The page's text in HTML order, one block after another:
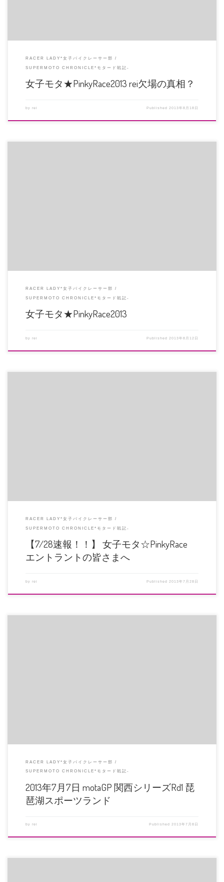
RACER LADY*女子バイクレーサー部
SUPERMOTO CHRONICLE*モタード戦記-
女子モタ★PinkyRace2013 rei欠場の真相？
by rei Published2013年8月18日
RACER LADY*女子バイクレーサー部
SUPERMOTO CHRONICLE*モタード戦記-
女子モタ★PinkyRace2013
by rei Published 2013年8月12日
RACER LADY*女子バイクレーサー部
SUPERMOTO CHRONICLE*モタード戦記-
【7/28速報！！】 女子モタ☆PinkyRace
エントラントの皆さまへ
by rei Published 2013年7月28日
RACER LADY*女子バイクレーサー部
SUPERMOTO CHRONICLE*モタード戦記-
2013年7月7日 motaGP 関西シリーズRd1 琵
琶湖スポーツランド
by rei Published2013年7月8日